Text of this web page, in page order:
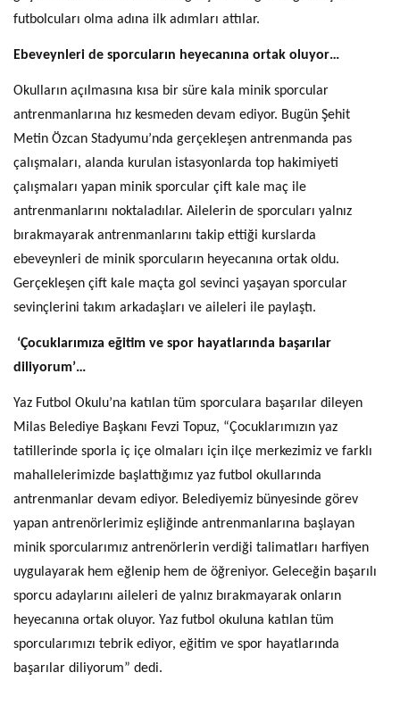
futbolcuları olma adına ilk adımları attılar.
Ebeveynleri de sporcuların heyecanına ortak oluyor…
Okulların açılmasına kısa bir süre kala minik sporcular
antrenmanlarına hız kesmeden devam ediyor. Bugün Şehit
Metin Özcan Stadyumu’nda gerçekleşen antrenmanda pas
çalışmaları, alanda kurulan istasyonlarda top hakimiyeti
çalışmaları yapan minik sporcular çift kale maç ile
antrenmanlarını noktaladılar. Ailelerin de sporcuları yalnız
bırakmayarak antrenmanlarını takip ettiği kurslarda
ebeveynleri de minik sporcuların heyecanına ortak oldu.
Gerçekleşen çift kale maçta gol sevinci yaşayan sporcular
sevinçlerini takım arkadaşları ve aileleri ile paylaştı.
‘Çocuklarımıza eğitim ve spor hayatlarında başarılar
diliyorum’…
Yaz Futbol Okulu’na katılan tüm sporculara başarılar dileyen
Milas Belediye Başkanı Fevzi Topuz, “Çocuklarımızın yaz
tatillerinde sporla iç içe olmaları için ilçe merkezimiz ve farklı
mahallelerimizde başlattığımız yaz futbol okullarında
antrenmanlar devam ediyor. Belediyemiz bünyesinde görev
yapan antrenörlerimiz eşliğinde antrenmanlarına başlayan
minik sporcularımız antrenörlerin verdiği talimatları harfiyen
uygulayarak hem eğlenip hem de öğreniyor. Geleceğin başarılı
sporcu adaylarını aileleri de yalnız bırakmayarak onların
heyecanına ortak oluyor. Yaz futbol okuluna katılan tüm
sporcularımızı tebrik ediyor, eğitim ve spor hayatlarında
başarılar diliyorum” dedi.